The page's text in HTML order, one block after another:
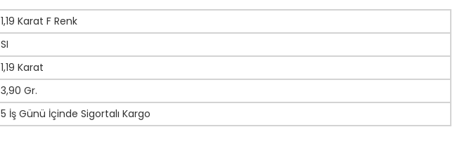
1,19 Karat F Renk
SI
1,19 Karat
3,90 Gr.
5 İş Günü İçinde Sigortalı Kargo